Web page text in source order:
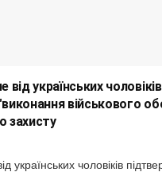
від українських чоловіків
військового
захисту
українських чоловіків